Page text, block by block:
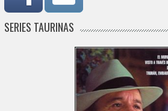
SERIES TAURINAS